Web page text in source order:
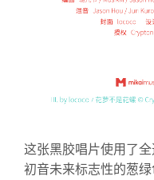
这张黑胶唱片使用了
初音未来标志性的葱